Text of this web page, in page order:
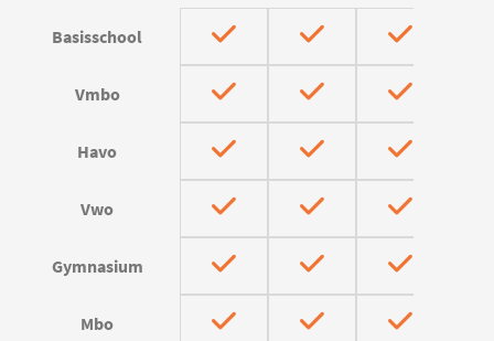
Basisschool
Vmbo
Havo
Vwo
Gymnasium
Mbo